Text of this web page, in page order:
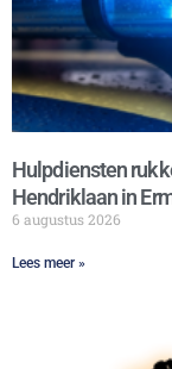
Hulpdiensten
Hendriklaan in
6 augustus 2026
Lees meer »